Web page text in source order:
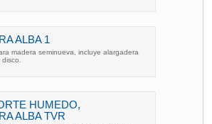
ALBA 1
madera seminueva, incluye alargadera
HUMEDO,
ALBA TVR